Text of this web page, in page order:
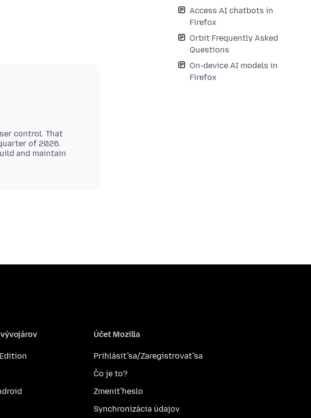
Access AI chatbots in
Firefox
Orbit Frequently Asked
Questions
On-device AI models in
Firefox
control. That
of 2026.
and maintain
Účet Mozilla
Prihlásiť sa/Zaregistrovať sa
Čo je to?
Zmeniť heslo
Synchronizácia údajov